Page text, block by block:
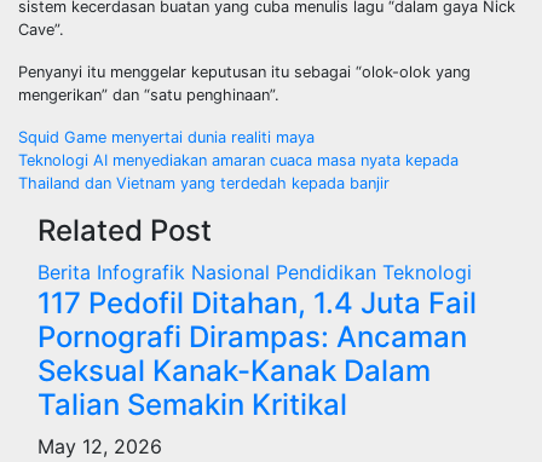
sistem kecerdasan buatan yang cuba menulis lagu “dalam gaya Nick
Cave”.
Penyanyi itu menggelar keputusan itu sebagai “olok-olok yang
mengerikan” dan “satu penghinaan”.
Post
navigation
Squid Game menyertai dunia realiti maya
Teknologi AI menyediakan amaran cuaca masa nyata kepada
Thailand dan Vietnam yang terdedah kepada banjir
Related Post
Berita Infografik Nasional Pendidikan Teknologi
117 Pedofil Ditahan, 1.4 Juta Fail
Pornografi Dirampas: Ancaman
Seksual Kanak-Kanak Dalam
Talian Semakin Kritikal
May 12, 2026